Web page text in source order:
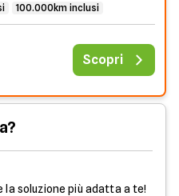
100.000km inclusi
Scopri
soluzione più adatta a te!